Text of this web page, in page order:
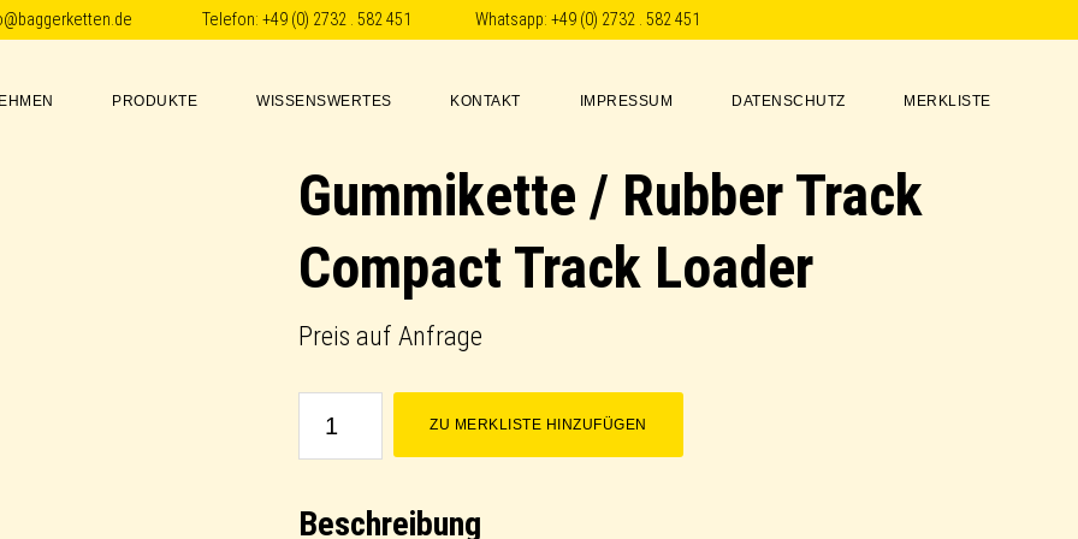
Telefon: +49 (0) 2732 . 582 451 Whatsapp: +49 (0) 2732 . 582 451
PRODUKTE WISSENSWERTES KONTAKT IMPRESSUM DATENSCHUTZ MERKLISTE
Gummikette / Rubber Track
Compact Track Loader
Preis auf Anfrage
Gummikette
Track
ZU MERKLISTE HINZUFÜGEN
Beschreibung